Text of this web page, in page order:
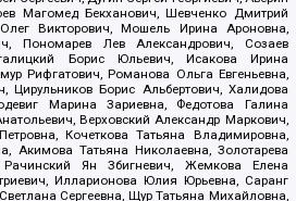
Магомед Бекханович, Шевченко Дмитрий
Викторович, Мошель Ирина Ароновна,
Пономарев Лев Александрович, Созаев
Борис Юльевич, Исакова Ирина
Рифгатович, Романова Ольга Евгеньевна,
Цирульников Борис Альбертович, Халидова
Марина Зариевна, Федотова Галина
Верховский Александр Маркович,
Кочеткова Татьяна Владимировна,
Акимова Татьяна Николаевна, Золотарева
Рачинский Ян Збигневич, Жемкова Елена
Илларионова Юлия Юрьевна, Саранг
Сергеевна, Щур Татьяна Михайловна,